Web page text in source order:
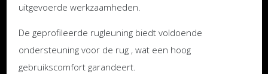
uitgevoerde werkzaamheden.
De geprofileerde rugleuning biedt voldoende
ondersteuning voor de rug , wat een hoog
gebruikscomfort garandeert.